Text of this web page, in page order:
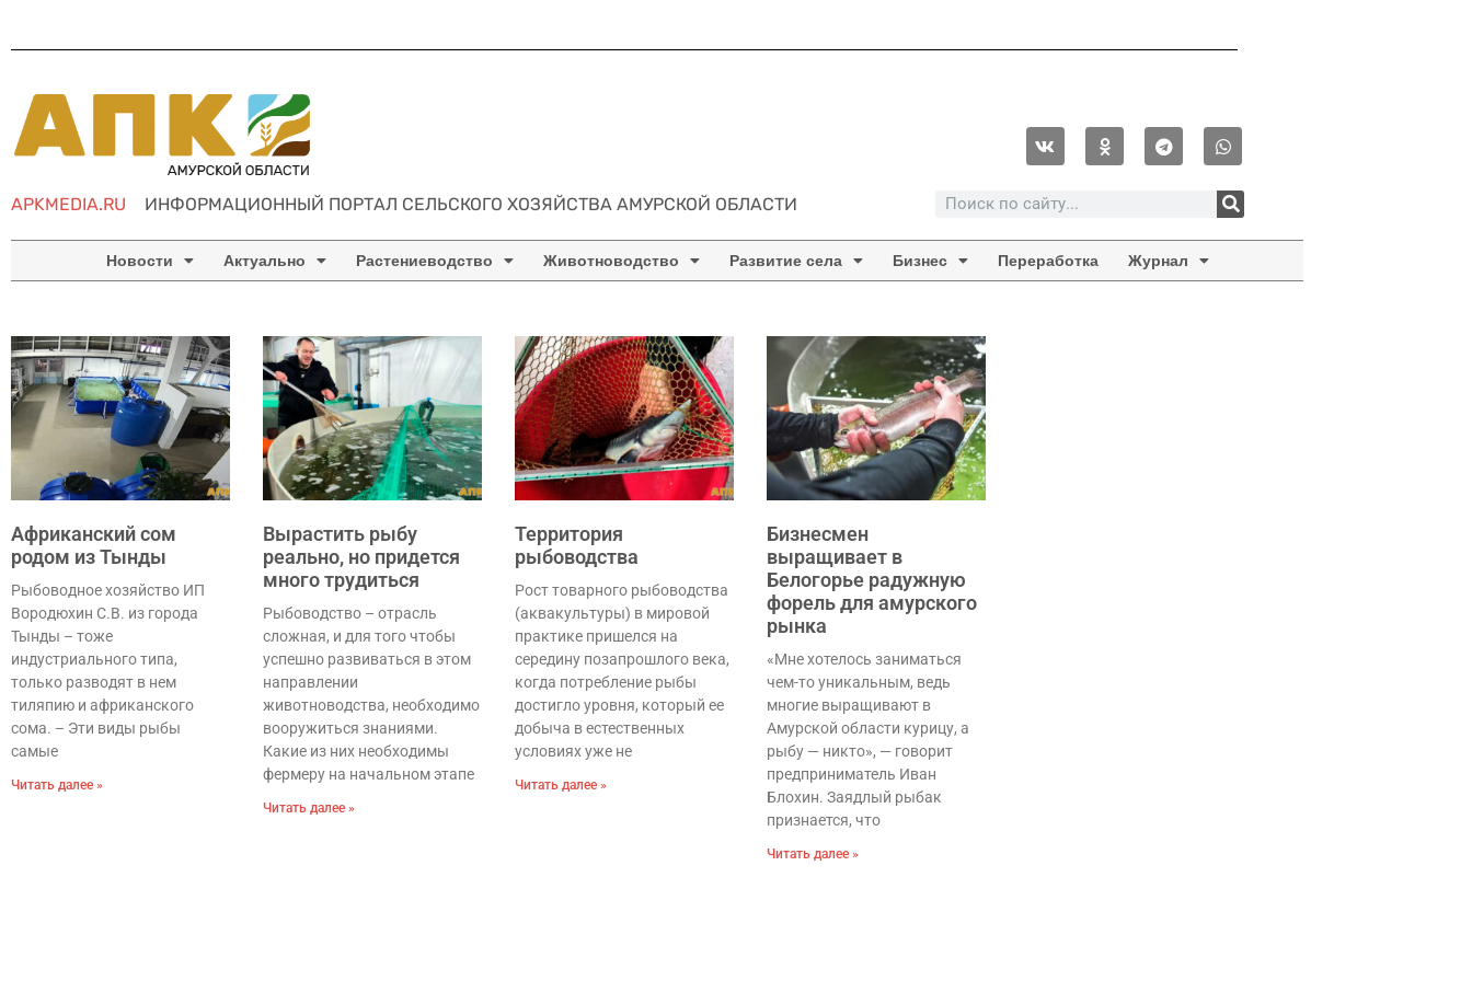
APKMEDIA.RU ИНФОРМАЦИОННЫЙ ПОРТАЛ СЕЛЬСКОГО ХОЗЯЙСТВА АМУРСКОЙ ОБЛАСТИ
Новости Актуально Растениеводство Животноводство Развитие села Бизнес Переработка Журнал
Африканский сом
родом из Тынды
Рыбоводное хозяйство ИП
Вородюхин С.В. из города
Тынды – тоже
индустриального типа,
только разводят в нем
тиляпию и африканского
сома. – Эти виды рыбы
самые
Читать далее »
Вырастить рыбу
реально, но придется
много трудиться
Рыбоводство – отрасль
сложная, и для того чтобы
успешно развиваться в этом
направлении
животноводства, необходимо
вооружиться знаниями.
Какие из них необходимы
фермеру на начальном этапе
Читать далее »
Территория
рыбоводства
Рост товарного рыбоводства
(аквакультуры) в мировой
практике пришелся на
середину позапрошлого века,
когда потребление рыбы
достигло уровня, который ее
добыча в естественных
условиях уже не
Читать далее »
Бизнесмен
выращивает в
Белогорье радужную
форель для амурского
рынка
«Мне хотелось заниматься
чем-то уникальным, ведь
многие выращивают в
Амурской области курицу, а
рыбу — никто», — говорит
предприниматель Иван
Блохин. Заядлый рыбак
признается, что
Читать далее »